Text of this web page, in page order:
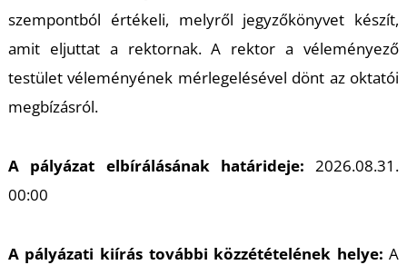
szempontból értékeli, melyről jegyzőkönyvet készít,
amit eljuttat a rektornak. A rektor a véleményező
testület véleményének mérlegelésével dönt az oktatói
megbízásról.
A pályázat elbírálásának határideje: 2026.08.31.
00:00
A pályázati kiírás további közzétételének helye: A